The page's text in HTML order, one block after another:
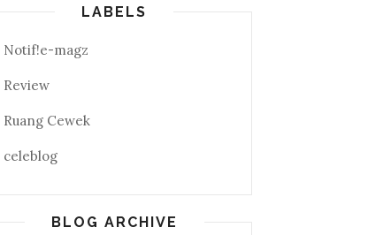
LABELS
Notif!e-magz
Review
Ruang Cewek
celeblog
BLOG ARCHIVE